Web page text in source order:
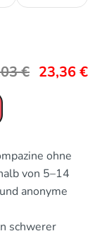
€ 23,36€
ohne
von 5–14
anonyme
schwerer